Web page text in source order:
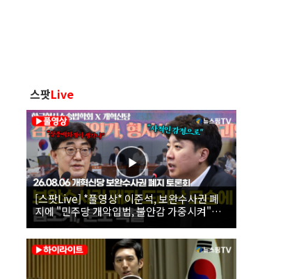
스팟Live
[스팟Live] *풀영상* 이준석, 보완수사권 폐
지에 "민주당 개악입법, 불안감 가중시켜"｜
26.08.06 개혁신당 보완수사권 폐지 토론회